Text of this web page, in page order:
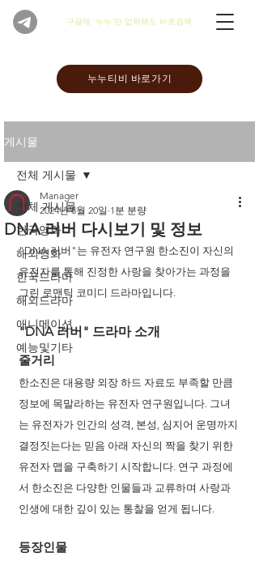
​구글에 '누누'만 입력해도 바로검색
누누티비 바로가기
게시물
전체 게시물
한국영화
해외영화
한국드라마
해외드라마
애니메이션
예능및기타
전체 게시물
DNA 러버 다시보기 및 정보
Manager
2024년 8월 20일 1분 분량
"DNA 러버"는 유전자 연구원 한소진이 자신의
유전자를 통해 진정한 사랑을 찾아가는 과정을
그린 로맨틱 코미디 드라마입니다.
"DNA 러버" 드라마 소개
줄거리
한소진은 대용량 외장 하드 자료도 부족할 만큼
정보에 목말라하는 유전자 연구원입니다. 그녀
는 유전자가 인간의 성격, 본성, 심지어 운명까지
결정짓는다는 믿음 아래 자신의 짝을 찾기 위한
유전자 맵을 구축하기 시작합니다. 연구 과정에
서 한소진은 다양한 인물들과 교류하며 사랑과
인생에 대한 깊이 있는 통찰을 얻게 됩니다.
등장인물